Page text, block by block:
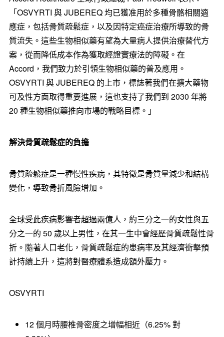
「OSVYRTI 與 JUBEREQ 均已獲准用於多種骨骼相關適
應症，包括骨質疏鬆症，以及因特定癌症治療所導致的骨
質流失。這些生物相似藥有望為大量病人提供治療替代方
案，從而降低成本作為獲取經證實療法的障礙。在
Accord，我們致力於引領生物相似藥的普及應用。
OSVYRTI 與 JUBEREQ 的上市，標誌著我們在擴大藥物
可及性方面取得重要進展，這也支持了我們到 2030 年將
20 種生物相似藥推向市場的戰略目標。」
解決骨質疏鬆症的負擔
骨質疏鬆症是一種慢性疾病，其特徵是骨質量減少和結構
變化，導致骨折風險增加。
全球受此疾病影響者超過兩億人，約三分之一的女性與五
分之一的 50 歲以上男性，在其一生中會經歷骨質疏鬆性骨
折。隨著人口老化，骨質疏鬆症的患病率及其經濟衝擊預
計持續上升，這將對醫療體系造成額外壓力。
OSVYRTI
12 個月時腰椎骨密度之增幅相近（6.25% 對